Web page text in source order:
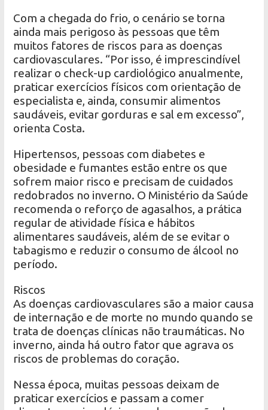
Com a chegada do frio, o cenário se torna
ainda mais perigoso às pessoas que têm
muitos fatores de riscos para as doenças
cardiovasculares. “Por isso, é imprescindível
realizar o check-up cardiológico anualmente,
praticar exercícios físicos com orientação de
especialista e, ainda, consumir alimentos
saudáveis, evitar gorduras e sal em excesso”,
orienta Costa.
Hipertensos, pessoas com diabetes e
obesidade e fumantes estão entre os que
sofrem maior risco e precisam de cuidados
redobrados no inverno. O Ministério da Saúde
recomenda o reforço de agasalhos, a prática
regular de atividade física e hábitos
alimentares saudáveis, além de se evitar o
tabagismo e reduzir o consumo de álcool no
período.
Riscos
As doenças cardiovasculares são a maior causa
de internação e de morte no mundo quando se
trata de doenças clínicas não traumáticas. No
inverno, ainda há outro fator que agrava os
riscos de problemas do coração.
Nessa época, muitas pessoas deixam de
praticar exercícios e passam a comer